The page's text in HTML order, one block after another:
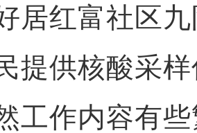
居红富社区
提供核酸采
工作内容有